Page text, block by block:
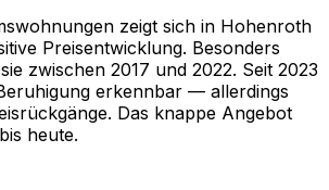
zeigt sich in Hohenroth
Preisentwicklung. Besonders
zwischen 2017 und 2022. Seit 2023
erkennbar — allerdings
Das knappe Angebot
heute.